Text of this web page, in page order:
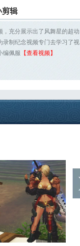
剪辑
，充分展示出了风舞星的超动
录制纪念视频专门去学习了视
编佩服【查看视频】